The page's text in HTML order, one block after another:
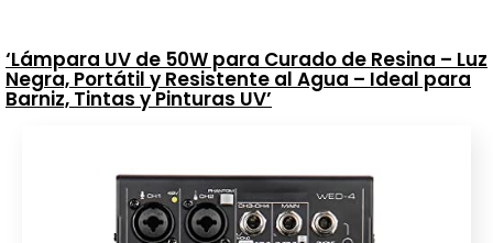
‘Lámpara UV de 50W para Curado de Resina – Luz
Negra, Portátil y Resistente al Agua – Ideal para
Barniz, Tintas y Pinturas UV’